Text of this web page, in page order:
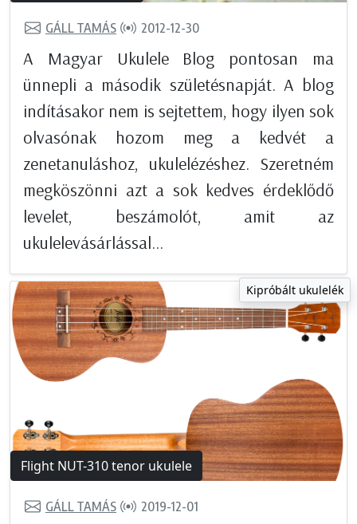
GÁLL TAMÁS 2012-12-30
A Magyar Ukulele Blog pontosan ma
ünnepli a második születésnapját. A blog
indításakor nem is sejtettem, hogy ilyen sok
olvasónak hozom meg a kedvét a
zenetanuláshoz, ukulelézéshez. Szeretném
megköszönni azt a sok kedves érdeklődő
levelet, beszámolót, amit az
ukulelevásárlással...
Kipróbált ukulelék
Flight NUT-310 tenor ukulele
GÁLL TAMÁS 2019-12-01